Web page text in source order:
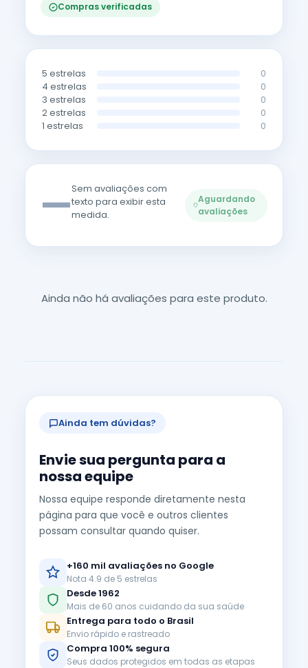
Compras verificadas
5 estrelas 0
4 estrelas 0
3 estrelas 0
2 estrelas 0
1 estrelas 0
—Sem avaliações com
texto para exibir esta
medida.
Aguardando
avaliações
Ainda não há avaliações para este produto.
Ainda tem dúvidas?
Envie sua pergunta para a
nossa equipe
Nossa equipe responde diretamente nesta
página para que você e outros clientes
possam consultar quando quiser.
+160 mil avaliações no Google
Nota 4.9 de 5 estrelas
Desde 1962
Mais de 60 anos cuidando da sua saúde
Entrega para todo o Brasil
Envio rápido e rastreado
Compra 100% segura
Seus dados protegidos em todas as etapas